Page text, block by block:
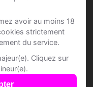
avoir au moins 18
strictement
du service.
Cliquez sur
à
lès-